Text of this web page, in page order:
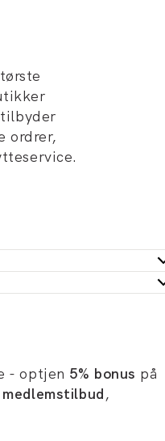
ordrer,
- optjen 5% bonus på
medlemstilbud,